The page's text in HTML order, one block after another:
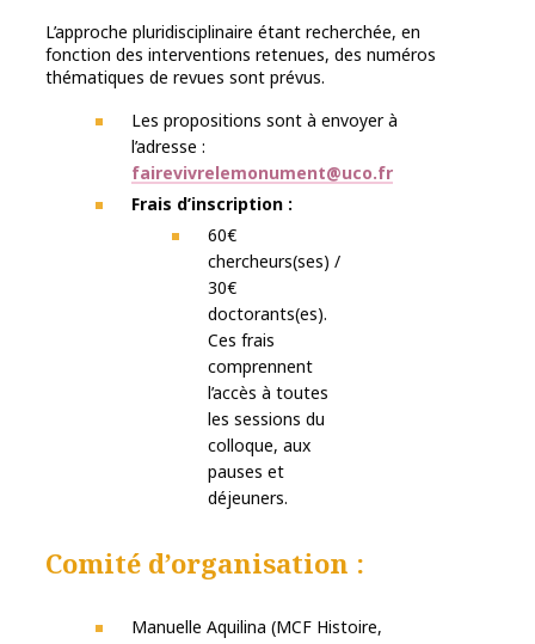
L’approche pluridisciplinaire étant recherchée, en
fonction des interventions retenues, des numéros
thématiques de revues sont prévus.
Les propositions sont à envoyer à
l’adresse :
fairevivrelemonument@uco.fr
Frais d’inscription :
60€
chercheurs(ses) /
30€
doctorants(es).
Ces frais
comprennent
l’accès à toutes
les sessions du
colloque, aux
pauses et
déjeuners.
Comité d’organisation :
Manuelle Aquilina (MCF Histoire,